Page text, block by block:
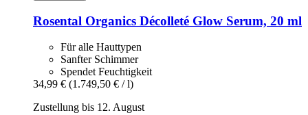
Rosental Organics Décolleté Glow Serum, 20 ml
Für alle Hauttypen
Sanfter Schimmer
Spendet Feuchtigkeit
34,99 € (1.749,50 € / l)
Zustellung bis 12. August